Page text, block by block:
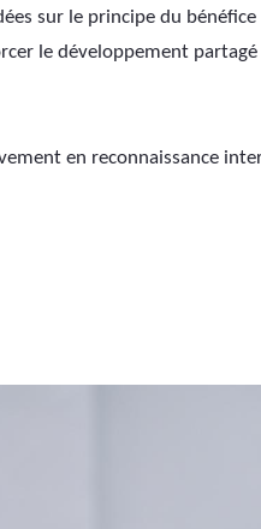
sur le principe du
le développement partagé
en reconnaissance